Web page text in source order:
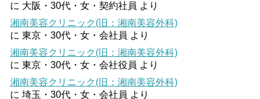
に 大阪・30代・女・契約社員 より
湘南美容クリニック(旧：湘南美容外科)
に 東京・30代・女・会社員 より
湘南美容クリニック(旧：湘南美容外科)
に 東京・30代・女・会社役員 より
湘南美容クリニック(旧：湘南美容外科)
に 埼玉・30代・女・会社員 より